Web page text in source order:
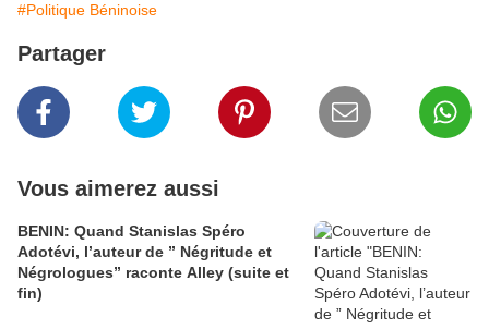
#Politique Béninoise
Partager
Vous aimerez aussi
BENIN: Quand Stanislas Spéro
Adotévi, l’auteur de ” Négritude et
Négrologues” raconte Alley (suite et
fin)